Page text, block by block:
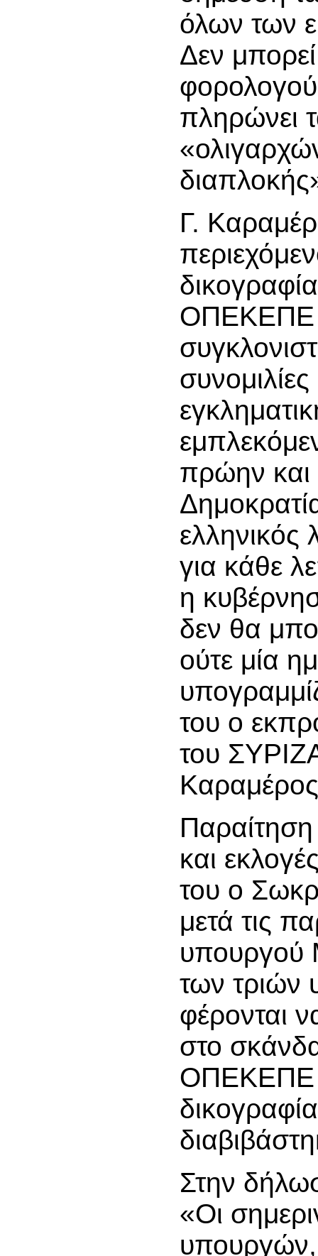
όλων των
Δεν
πληρώνει
Γ.
ΟΠΕΚΕΠΕ
πρώην και
ελληνικός
για κάθε
η
δεν θα
ούτε μία
του ο
του
και
του ο
μετά τις
υπουργού
των
φέρονται
στο
ΟΠΕΚΕΠΕ
Στην
«Οι
υπουργών,